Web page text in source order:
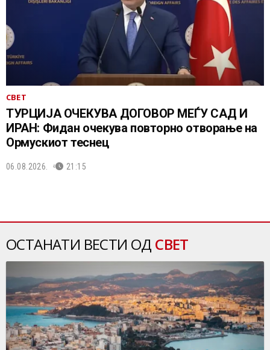
СВЕТ
ТУРЦИЈА ОЧЕКУВА ДОГОВОР МЕЃУ САД И
ИРАН: Фидан очекува повторно отворање на
Ормускиот теснец
06.08.2026. 21:15
ОСТАНАТИ ВЕСТИ ОД СВЕТ